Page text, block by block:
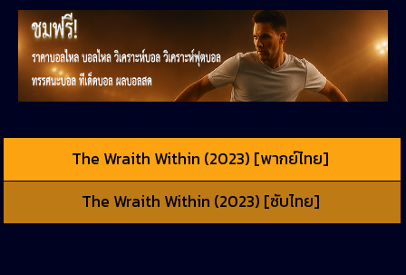
The Wraith Within (2023) [พากย์ไทย]
The Wraith Within (2023) [ซับไทย]